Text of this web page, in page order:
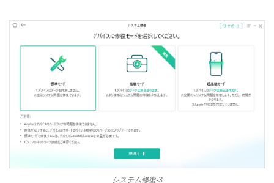
システム修復-3